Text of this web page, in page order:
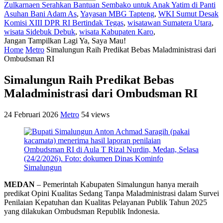
Zulkarnaen Serahkan Bantuan Sembako untuk Anak Yatim di Panti
Asuhan Bani Adam As, Yayasan MBG Tapteng, WKI Sumut Desak
Komisi XIII DPR RI Bertindak Tegas, wisatawan Sumatera Utara,
wisata Sidebuk Debuk, wisata Kabupaten Karo,
Jangan Tampilkan Lagi Ya, Saya Mau!
Home Metro Simalungun Raih Predikat Bebas Maladministrasi dari
Ombudsman RI
Simalungun Raih Predikat Bebas
Maladministrasi dari Ombudsman RI
24 Februari 2026 Metro 54 views
MEDAN – Pemerintah Kabupaten Simalungun hanya meraih
predikat Opini Kualitas Sedang Tanpa Maladministrasi dalam Survei
Penilaian Kepatuhan dan Kualitas Pelayanan Publik Tahun 2025
yang dilakukan Ombudsman Republik Indonesia.